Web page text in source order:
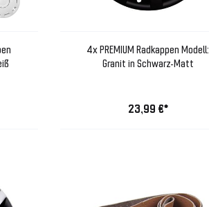
4x PREMIUM Radkappen Modell:
Granit in Schwarz-Matt
23,99 €*